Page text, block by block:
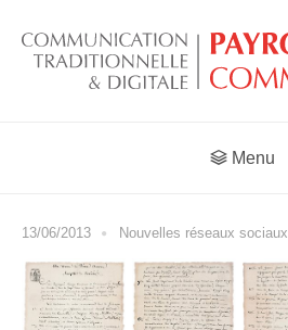
Menu
13/06/2013 Nouvelles réseaux sociaux